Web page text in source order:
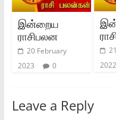
இன்றைய
ராசிபலன
20 February
2023
0
2022
Leave a Reply